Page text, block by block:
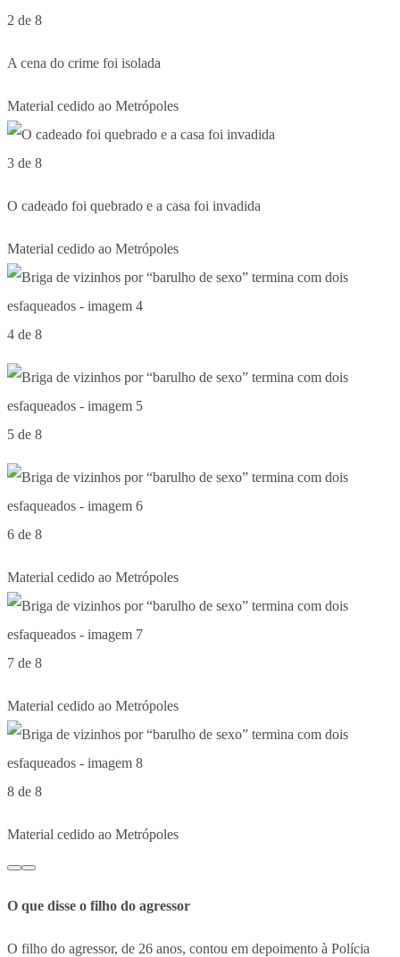
2 de 8
A cena do crime foi isolada
Material cedido ao Metrópoles
3 de 8
O cadeado foi quebrado e a casa foi invadida
Material cedido ao Metrópoles
4 de 8
5 de 8
6 de 8
Material cedido ao Metrópoles
7 de 8
Material cedido ao Metrópoles
8 de 8
Material cedido ao Metrópoles
O que disse o filho do agressor
O filho do agressor, de 26 anos, contou em depoimento à Polícia